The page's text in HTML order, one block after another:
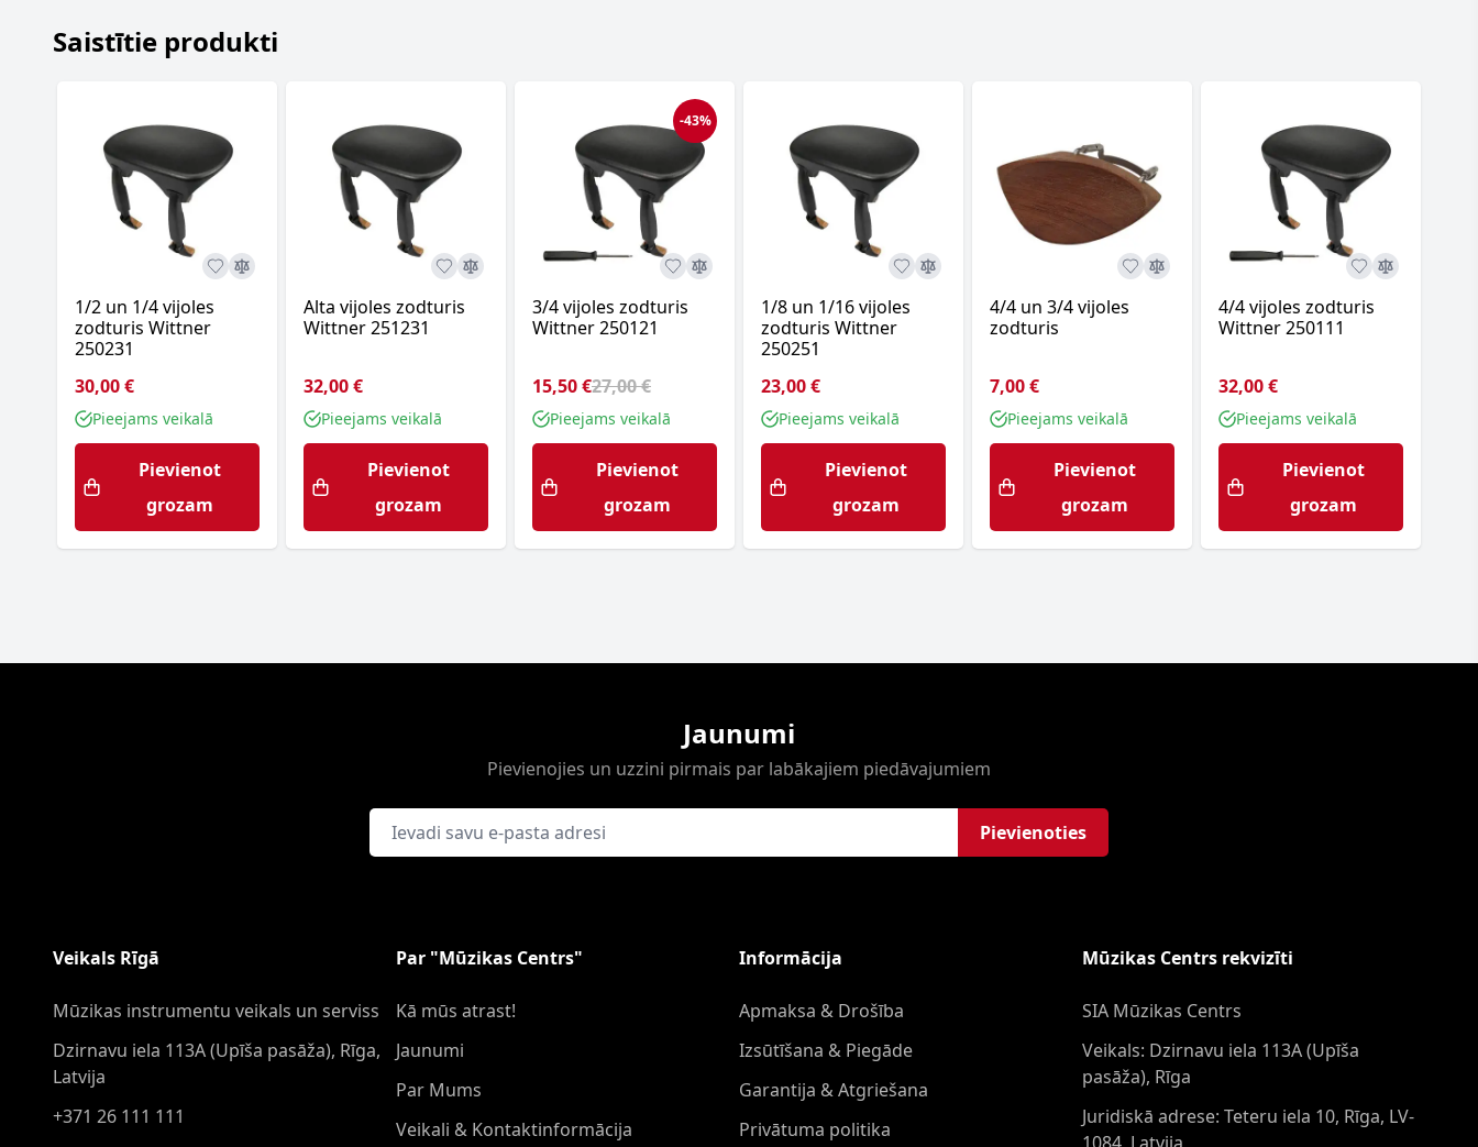
Saistītie produkti
1/2 un 1/4 vijoles
zodturis Wittner
250231
30,00 €
Pieejams veikalā
Pievienot
grozam
Alta vijoles zodturis
Wittner 251231
32,00 €
Pieejams veikalā
Pievienot
grozam
-43%
3/4 vijoles zodturis
Wittner 250121
15,50 €27,00 €
Pieejams veikalā
Pievienot
grozam
1/8 un 1/16 vijoles
zodturis Wittner
250251
23,00 €
Pieejams veikalā
Pievienot
grozam
4/4 un 3/4 vijoles
zodturis
7,00 €
Pieejams veikalā
Pievienot
grozam
4/4 vijoles zodturis
Wittner 250111
32,00 €
Pieejams veikalā
Pievienot
grozam
Jaunumi
Pievienojies un uzzini pirmais par labākajiem piedāvajumiem
E-pasta adrese Pievienoties
Veikals Rīgā
Mūzikas instrumentu veikals un serviss
Dzirnavu iela 113A (Upīša pasāža), Rīga,
Latvija
+371 26 111 111
Par "Mūzikas Centrs"
Kā mūs atrast!
Jaunumi
Par Mums
Veikali & Kontaktinformācija
Informācija
Apmaksa & Drošība
Izsūtīšana & Piegāde
Garantija & Atgriešana
Privātuma politika
Mūzikas Centrs rekvizīti
SIA Mūzikas Centrs
Veikals: Dzirnavu iela 113A (Upīša
pasāža), Rīga
Juridiskā adrese: Teteru iela 10, Rīga, LV-